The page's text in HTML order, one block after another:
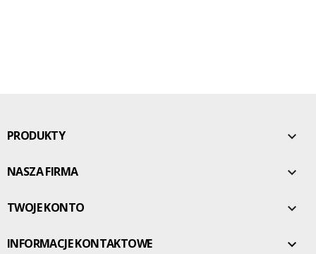
PRODUKTY 
NASZA FIRMA 
TWOJE KONTO 
INFORMACJE KONTAKTOWE 